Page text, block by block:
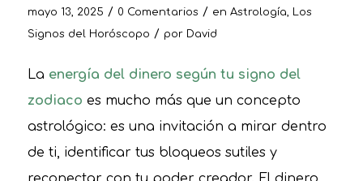
mayo 13, 2025 / 0 Comentarios / en Astrología
Los
Signos del Horóscopo / por David
La energía del dinero según tu signo del
zodiaco es mucho más que un concepto
astrológico: es una invitación a mirar dentro
de ti, identificar tus bloqueos sutiles y